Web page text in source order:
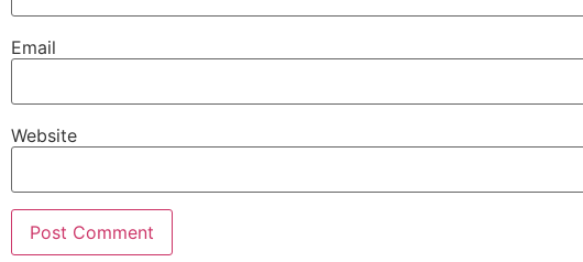
Email
Website